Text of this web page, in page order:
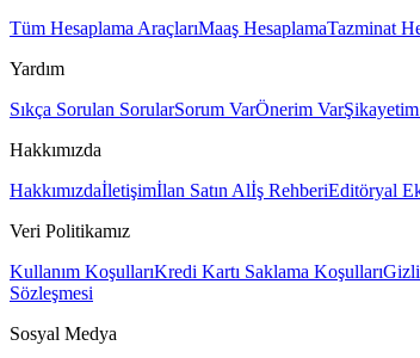
Tüm Hesaplama AraçlarıMaaş HesaplamaTazminat
Yardım
Sıkça Sorulan SorularSorum VarÖnerim Var
Hakkımızda
Hakkımızdaİletişimİlan Satın Alİş RehberiEditöryal
Veri Politikamız
Kullanım KoşullarıKredi Kartı Saklama Koşulları
Sözleşmesi
Sosyal Medya